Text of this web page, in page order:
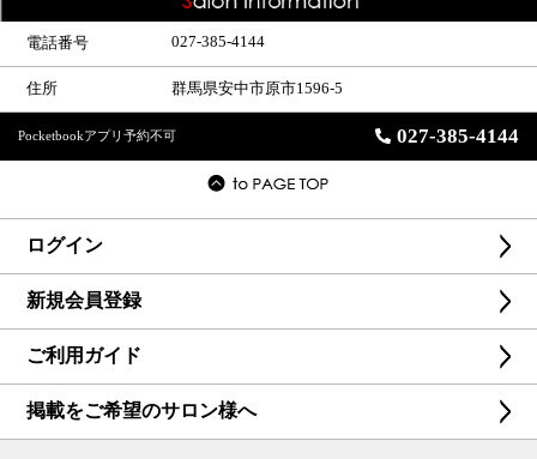
電話番号 027-385-4144
住所 群馬県安中市原市1596-5
Pocketbookアプリ予約不可 027-385-4144
ログイン
新規会員登録
ご利用ガイド
掲載をご希望のサロン様へ